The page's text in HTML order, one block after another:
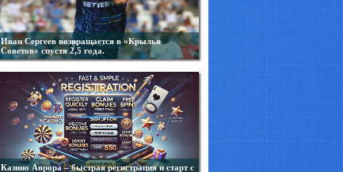
Иван Сергеев возвращается в «Крылья
Советов» спустя 2,5 года.
Казино Аврора – быстрая регистрация и старт с